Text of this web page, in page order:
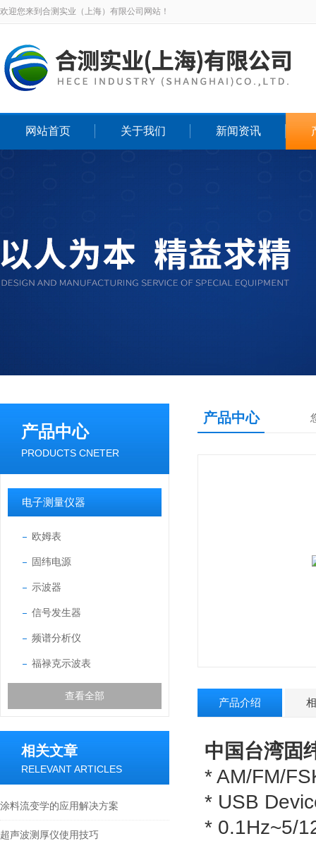
欢迎您来到合测实业（上海）有限公司网站！
网站首页 关于我们 新闻资讯
产品中心
PRODUCTS CNETER
电子测量仪器
欧姆表
固纬电源
示波器
信号发生器
频谱分析仪
福禄克示波表
查看全部
相关文章
RELEVANT ARTICLES
涂料流变学的应用解决方案
超声波测厚仪使用技巧
产品中心
产品介绍
中国台湾固
* AM/FM/
* USB
* 0.1Hz~5/